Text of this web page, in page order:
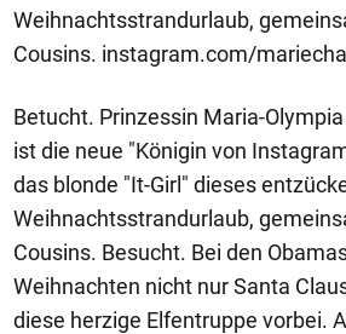
Weihnachtsstrandurlaub,
Cousins. instagram.com/
Betucht. Prinzessin Maria-
ist die neue "Königin von
das blonde "It-Girl" dieses
Weihnachtsstrandurlaub,
Cousins. Besucht. Bei den
Weihnachten nicht nur Santa
diese herzige Elfentruppe vorbei.